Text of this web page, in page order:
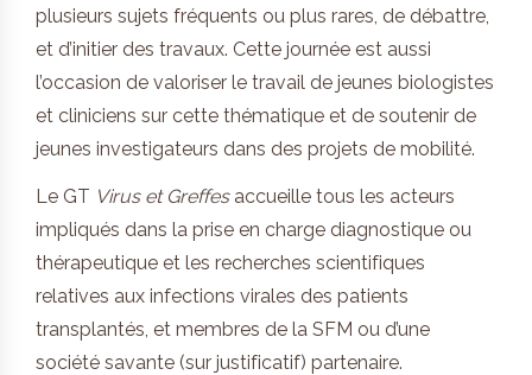
plusieurs sujets fréquents ou plus rares, de débattre,
et d’initier des travaux. Cette journée est aussi
l’occasion de valoriser le travail de jeunes biologistes
et cliniciens sur cette thématique et de soutenir de
jeunes investigateurs dans des projets de mobilité.
Le GT Virus et Greffes accueille tous les acteurs
impliqués dans la prise en charge diagnostique ou
thérapeutique et les recherches scientifiques
relatives aux infections virales des patients
transplantés, et membres de la SFM ou d’une
société savante (sur justificatif) partenaire.